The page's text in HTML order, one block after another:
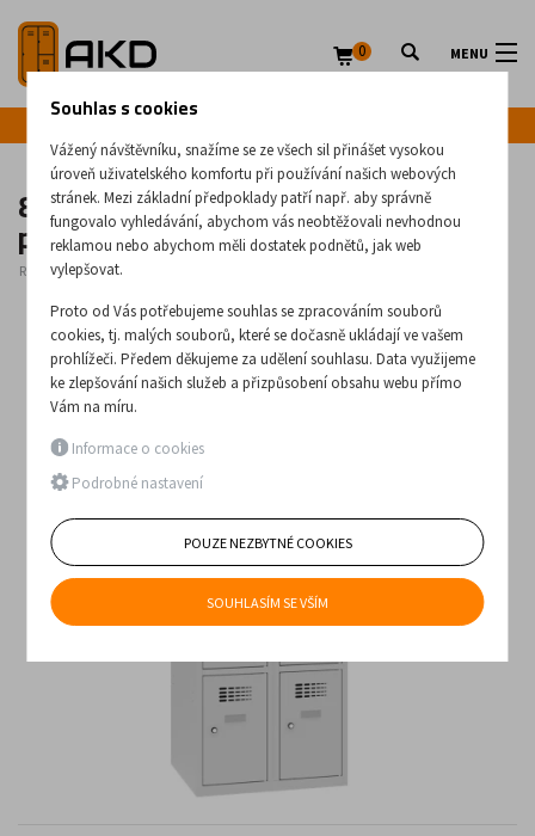
MENU
0
8-dveřová kovová skříň s
přihrádkami Sus 324 W
Rozměry: 1800 x
Souhlas s cookies
Vážený návštěvníku, snažíme se ze všech sil přinášet vysokou
úroveň uživatelského komfortu při používání našich webových
stránek. Mezi základní předpoklady patří např. aby správně
fungovalo vyhledávání, abychom vás neobtěžovali nevhodnou
reklamou nebo abychom měli dostatek podnětů, jak web
vylepšovat.
Proto od Vás potřebujeme souhlas se zpracováním souborů
cookies, tj. malých souborů, které se dočasně ukládají ve vašem
prohlížeči. Předem děkujeme za udělení souhlasu. Data využijeme
ke zlepšování našich služeb a přizpůsobení obsahu webu přímo
Vám na míru.
Informace o cookies
Podrobné nastavení
POUZE NEZBYTNÉ COOKIES
SOUHLASÍM SE VŠÍM